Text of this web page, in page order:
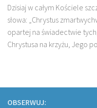
Dzisiaj w całym Kościele
słowa: „Chrystus
opartej na świadectwie
Chrystusa na krzyżu, Jego
OBSERWUJ: